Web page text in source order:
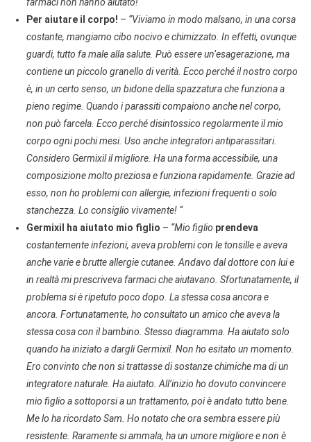
Per aiutare il corpo! – “Viviamo in modo malsano, in una corsa
costante, mangiamo cibo nocivo e chimizzato. In effetti, ovunque
guardi, tutto fa male alla salute. Può essere un’esagerazione, ma
contiene un piccolo granello di verità. Ecco perché il nostro corpo
è, in un certo senso, un bidone della spazzatura che funziona a
pieno regime. Quando i parassiti compaiono anche nel corpo,
non può farcela. Ecco perché disintossico regolarmente il mio
corpo ogni pochi mesi. Uso anche integratori antiparassitari.
Considero Germixil il migliore. Ha una forma accessibile, una
composizione molto preziosa e funziona rapidamente. Grazie ad
esso, non ho problemi con allergie, infezioni frequenti o solo
stanchezza. Lo consiglio vivamente! “
Germixil ha aiutato mio figlio – “Mio figlio prendeva
costantemente infezioni, aveva problemi con le tonsille e aveva
anche varie e brutte allergie cutanee. Andavo dal dottore con lui e
in realtà mi prescriveva farmaci che aiutavano. Sfortunatamente, il
problema si è ripetuto poco dopo. La stessa cosa ancora e
ancora. Fortunatamente, ho consultato un amico che aveva la
stessa cosa con il bambino. Stesso diagramma. Ha aiutato solo
quando ha iniziato a dargli Germixil. Non ho esitato un momento.
Ero convinto che non si trattasse di sostanze chimiche ma di un
integratore naturale. Ha aiutato. All’inizio ho dovuto convincere
mio figlio a sottoporsi a un trattamento, poi è andato tutto bene.
Me lo ha ricordato Sam. Ho notato che ora sembra essere più
resistente. Raramente si ammala, ha un umore migliore e non è